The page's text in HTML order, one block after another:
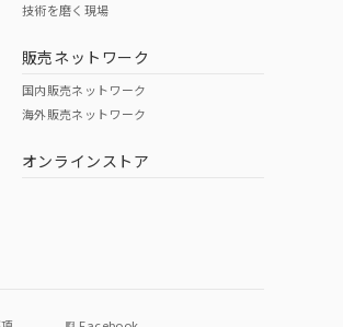
O
技術を磨く現場
販売ネットワーク
国内販売ネットワーク
海外販売ネットワーク
オンラインストア